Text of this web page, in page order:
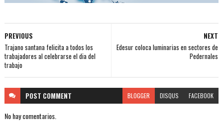
NEXT
Edesur coloca luminarias en sectores de
Pedernales
PREVIOUS
Trajano santana felicita a todos los
trabajadores al celebrarse el dia del
trabajo
POST COMMENT BLOGGER DISQUS FACEBOOK
No hay comentarios.